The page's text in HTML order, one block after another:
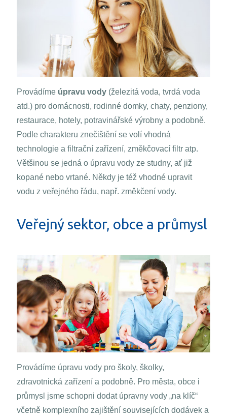
Provádíme úpravu vody (železitá voda, tvrdá voda
atd.) pro domácnosti, rodinné domky, chaty, penziony,
restaurace, hotely, potravinářské výrobny a podobně.
Podle charakteru znečištění se volí vhodná
technologie a filtrační zařízení, změkčovací filtr atp.
Většinou se jedná o úpravu vody ze studny, ať již
kopané nebo vrtané. Někdy je též vhodné upravit
vodu z veřejného řádu, např. změkčení vody.
Veřejný sektor, obce a průmysl
Provádíme úpravu vody pro školy, školky,
zdravotnická zařízení a podobně. Pro města, obce i
průmysl jsme schopni dodat úpravny vody „na klíč“
včetně komplexního zajištění souvisejících dodávek a